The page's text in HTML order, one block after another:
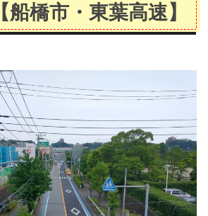
【船橋市・東葉高速】